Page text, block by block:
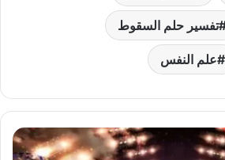
تفسير حلم السقوط
علم النفس